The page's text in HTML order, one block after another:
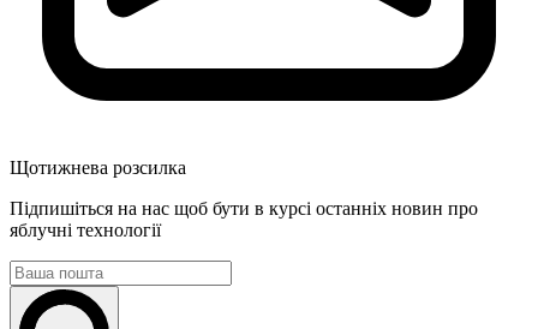
Щотижнева розсилка
Підпишіться на нас щоб бути в курсі останніх новин про
яблучні технології